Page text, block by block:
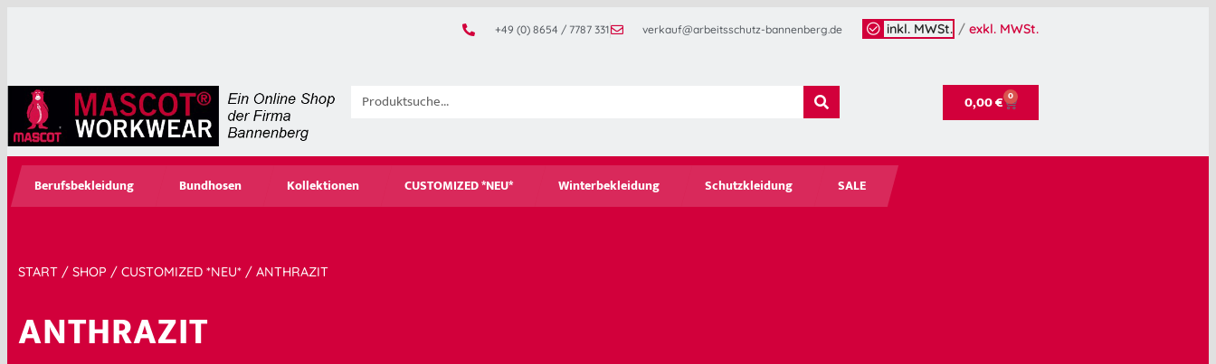
+49 (0) 8654 / 7787 331 verkauf@arbeitsschutz-bannenberg.de inkl. MWSt. / exkl. MWSt.
0,00€ 0
Berufsbekleidung Bundhosen Kollektionen CUSTOMIZED *NEU* Winterbekleidung Schutzkleidung SALE
START / SHOP / CUSTOMIZED *NEU* / ANTHRAZIT
ANTHRAZIT